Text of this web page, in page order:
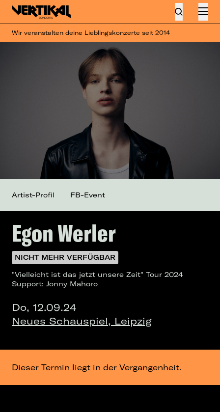
Wir veranstalten deine Lieblingskonzerte seit 2014
Egon Werler
NICHT MEHR VERFÜGBAR
"Vielleicht ist das jetzt unsere Zeit" Tour 2024
Support: Jonny Mahoro
Do, 12.09.24
Neues Schauspiel, Leipzig
Artist-Profil FB-Event
Dieser Termin liegt in der Vergangenheit.